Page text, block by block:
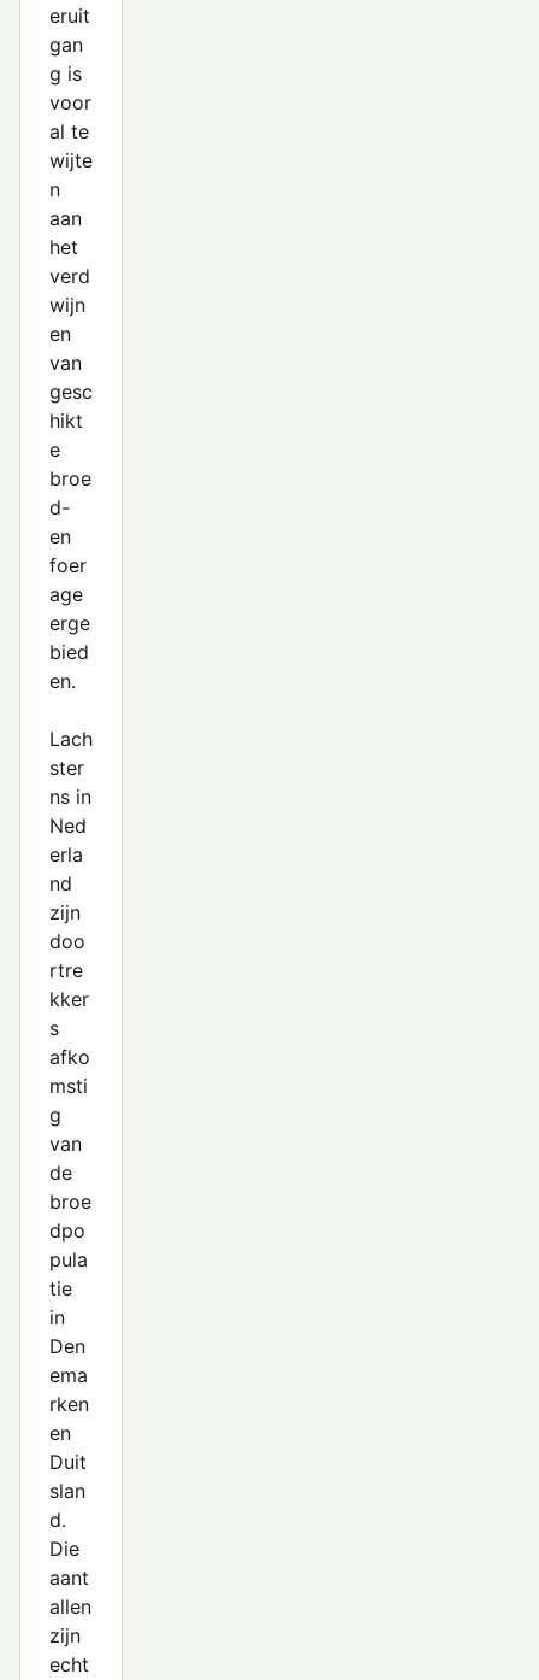
eruit
gan
g is
voor
al te
wijte
n
aan
het
verd
wijn
en
van
gesc
hikt
e
broe
d-
en
foer
age
erge
bied
en.
Lach
ster
ns in
Ned
erla
nd
zijn
doo
rtre
kker
s
afko
msti
g
van
de
broe
dpo
pula
tie
in
Den
ema
rken
en
Duit
slan
d.
Die
aant
allen
zijn
echt